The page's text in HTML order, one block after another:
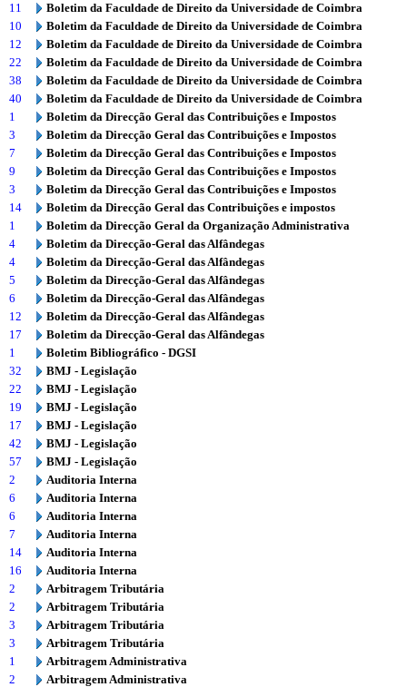
11
Boletim da Faculdade de Direito da Universidade de Coimbra
10
Boletim da Faculdade de Direito da Universidade de Coimbra
12
Boletim da Faculdade de Direito da Universidade de Coimbra
22
Boletim da Faculdade de Direito da Universidade de Coimbra
38
Boletim da Faculdade de Direito da Universidade de Coimbra
40
Boletim da Faculdade de Direito da Universidade de Coimbra
1
Boletim da Direcção Geral das Contribuições e Impostos
3
Boletim da Direcção Geral das Contribuições e Impostos
7
Boletim da Direcção Geral das Contribuições e Impostos
9
Boletim da Direcção Geral das Contribuições e Impostos
3
Boletim da Direcção Geral das Contribuições e Impostos
14
Boletim da Direcção Geral das Contribuições e impostos
1
Boletim da Direcção Geral da Organização Administrativa
4
Boletim da Direcção-Geral das Alfândegas
4
Boletim da Direcção-Geral das Alfândegas
5
Boletim da Direcção-Geral das Alfândegas
6
Boletim da Direcção-Geral das Alfândegas
12
Boletim da Direcção-Geral das Alfândegas
17
Boletim da Direcção-Geral das Alfândegas
1
Boletim Bibliográfico - DGSI
32
BMJ - Legislação
22
BMJ - Legislação
19
BMJ - Legislação
17
BMJ - Legislação
42
BMJ - Legislação
57
BMJ - Legislação
2
Auditoria Interna
6
Auditoria Interna
6
Auditoria Interna
7
Auditoria Interna
14
Auditoria Interna
16
Auditoria Interna
2
Arbitragem Tributária
2
Arbitragem Tributária
3
Arbitragem Tributária
3
Arbitragem Tributária
1
Arbitragem Administrativa
2
Arbitragem Administrativa